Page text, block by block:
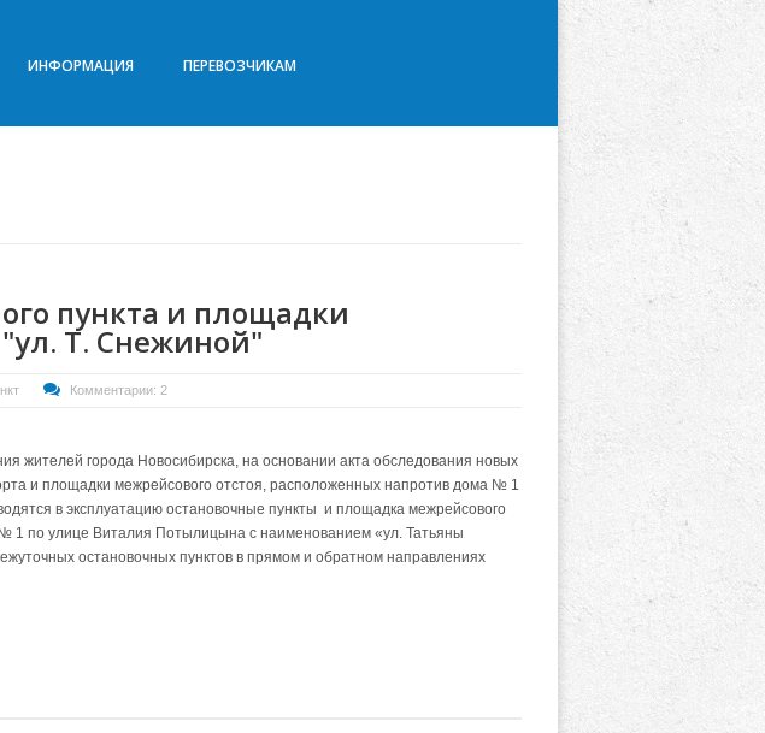
ИНФОРМАЦИЯ ПЕРЕВОЗЧИКАМ
пункта и площадки
Т. Снежиной"
Комментарии: 2
жителей города Новосибирска, на основании акта обследования новых
и площадки межрейсового отстоя, расположенных напротив дома № 1
в эксплуатацию остановочные пункты и площадка межрейсового
1 по улице Виталия Потылицына с наименованием «ул. Татьяны
остановочных пунктов в прямом и обратном направлениях